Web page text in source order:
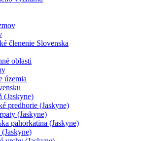
členenie Slovenska
oblasti
územia
(Jaskyne)
predhorie (Jaskyne)
(Jaskyne)
pahorkatina (Jaskyne)